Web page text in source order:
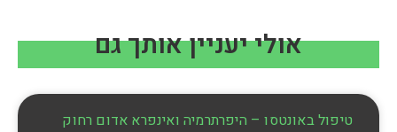
אולי יעניין אותך גם
טיפול באונטסו – היפרתרמיה ואינפרא אדום רחוק